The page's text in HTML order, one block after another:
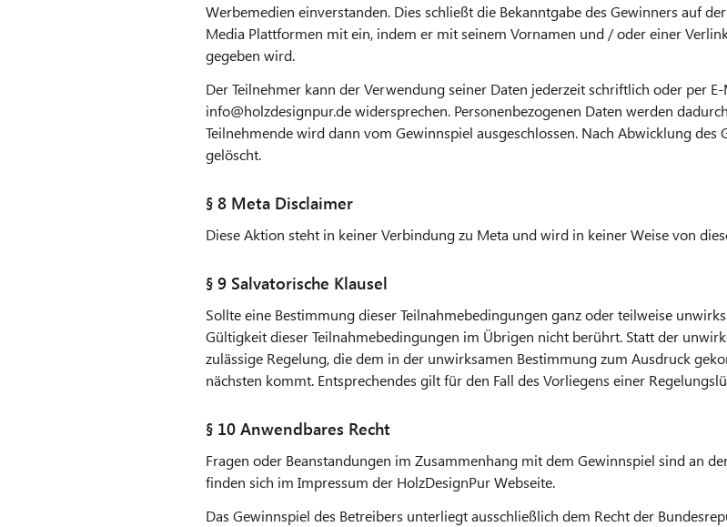
Werbemedien einverstanden. Dies schließt die Bekanntgabe des Gewinners auf
Media Plattformen mit ein, indem er mit seinem Vornamen und / oder einer
gegeben wird.
Der Teilnehmer kann der Verwendung seiner Daten jederzeit schriftlich oder per
info@holzdesignpur.de widersprechen. Personenbezogenen Daten werden
Teilnehmende wird dann vom Gewinnspiel ausgeschlossen. Nach Abwicklung
gelöscht.
§ 8 Meta Disclaimer
Diese Aktion steht in keiner Verbindung zu Meta und wird in keiner Weise von
§ 9 Salvatorische Klausel
Sollte eine Bestimmung dieser Teilnahmebedingungen ganz oder teilweise
Gültigkeit dieser Teilnahmebedingungen im Übrigen nicht berührt. Statt der
zulässige Regelung, die dem in der unwirksamen Bestimmung zum Ausdruck
nächsten kommt. Entsprechendes gilt für den Fall des Vorliegens einer
§ 10 Anwendbares Recht
Fragen oder Beanstandungen im Zusammenhang mit dem Gewinnspiel sind an
finden sich im Impressum der HolzDesignPur Webseite.
Das Gewinnspiel des Betreibers unterliegt ausschließlich dem Recht der